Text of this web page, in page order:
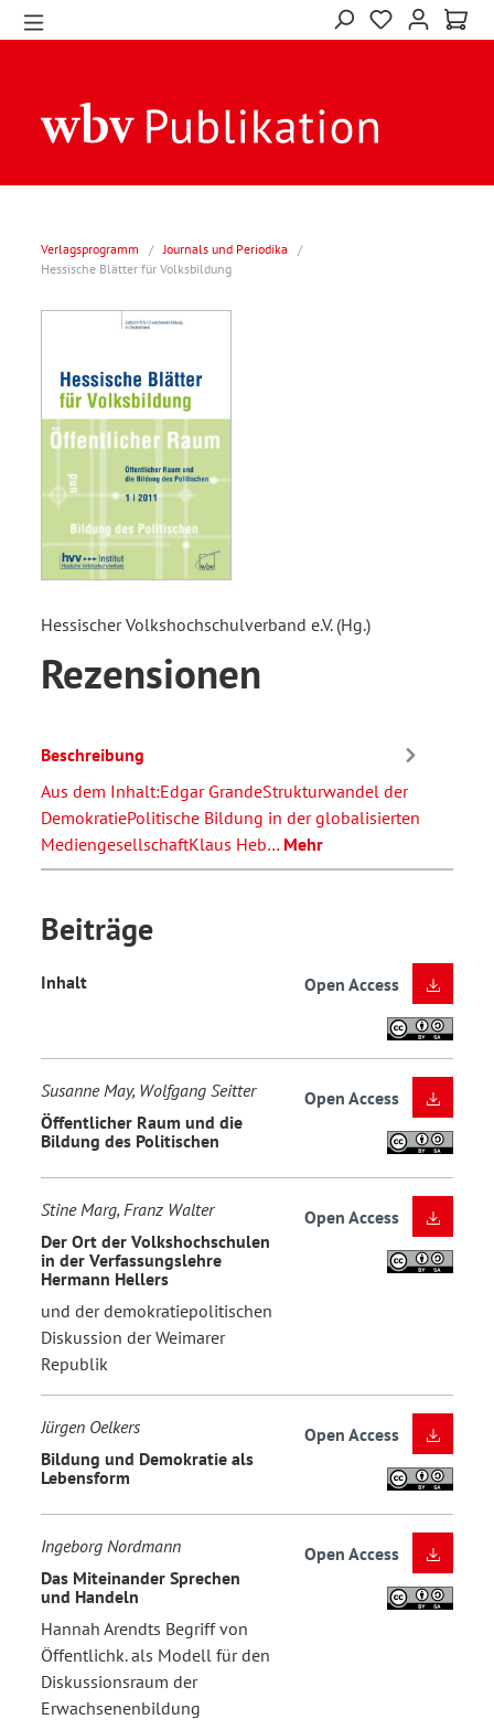
Verlagsprogramm / Journals und Periodika
/
Hessische Blätter für Volksbildung
Hessischer Volkshochschulverband e.V. (Hg.)
Rezensionen
Beschreibung
Aus dem Inhalt:Edgar GrandeStrukturwandel der
DemokratiePolitische Bildung in der globalisierten
MediengesellschaftKlaus Heb… Mehr
Beiträge
Inhalt Open Access
Susanne May, Wolfgang Seitter
Öffentlicher Raum und die
Bildung des Politischen
Open Access
Stine Marg, Franz Walter
Der Ort der Volkshochschulen
in der Verfassungslehre
Hermann Hellers
und der demokratiepolitischen
Diskussion der Weimarer
Republik
Open Access
Jürgen Oelkers
Bildung und Demokratie als
Lebensform
Open Access
Ingeborg Nordmann
Das Miteinander Sprechen
und Handeln
Hannah Arendts Begriff von
Öffentlichk. als Modell für den
Diskussionsraum der
Erwachsenenbildung
Open Access